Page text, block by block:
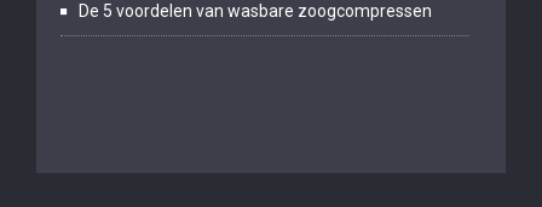
De 5 voordelen van wasbare zoogcompressen